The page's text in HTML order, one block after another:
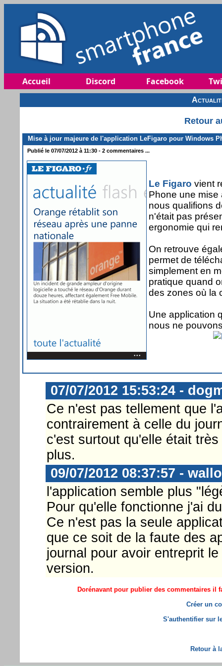
Accueil Discord Facebook
Retour
Mise à jour majeure de l'application LeFigaro pour Windows
Publié le 07/07/2012 à 11:30 - 2 commentaires ...
Le Figaro vient
Phone une mise
nous qualifions
n'était pas
ergonomie qui
On retrouve
permet de
simplement en
pratique quand
des zones où la
Une application
nous ne
07/07/2012 15:53:24 -
Ce n'est pas tellement que
contrairement à celle du
c'est surtout qu'elle était
plus.
09/07/2012 08:37:57 -
l'application semble plus
Pour qu'elle fonctionne j'ai
Ce n'est pas la seule
que ce soit de la faute des
journal pour avoir entreprit
version.
Dorénavant pour publier des commentaires il
Créer un
S'authentifier sur
Retour à